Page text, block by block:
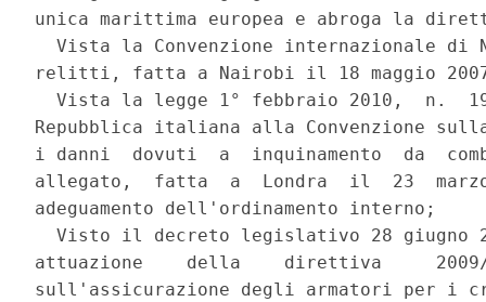
unica marittima europea e abroga la
Vista la Convenzione internazionale di
relitti, fatta a Nairobi il 18 maggio
Vista la legge 1° febbraio 2010,  n.
Repubblica italiana alla Convenzione
i danni  dovuti  a  inquinamento  da
allegato,  fatta  a  Londra  il  23
adeguamento dell'ordinamento interno;
Visto il decreto legislativo 28 giugno
attuazione    della    direttiva     2009/
sull'assicurazione degli armatori per